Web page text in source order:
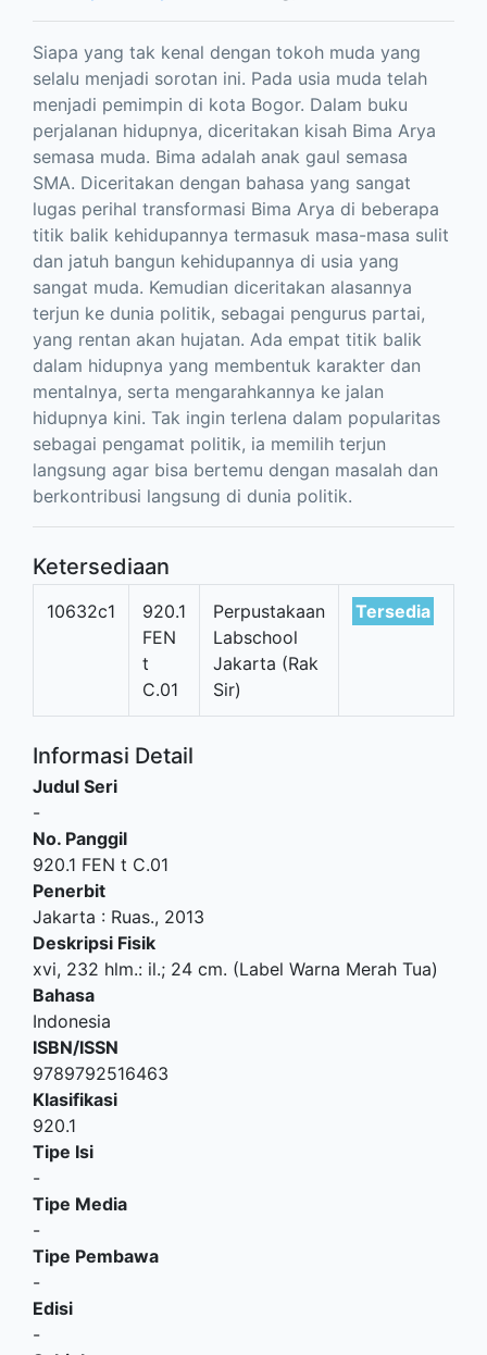
Siapa yang tak kenal dengan tokoh muda yang
selalu menjadi sorotan ini. Pada usia muda telah
menjadi pemimpin di kota Bogor. Dalam buku
perjalanan hidupnya, diceritakan kisah Bima Arya
semasa muda. Bima adalah anak gaul semasa
SMA. Diceritakan dengan bahasa yang sangat
lugas perihal transformasi Bima Arya di beberapa
titik balik kehidupannya termasuk masa-masa sulit
dan jatuh bangun kehidupannya di usia yang
sangat muda. Kemudian diceritakan alasannya
terjun ke dunia politik, sebagai pengurus partai,
yang rentan akan hujatan. Ada empat titik balik
dalam hidupnya yang membentuk karakter dan
mentalnya, serta mengarahkannya ke jalan
hidupnya kini. Tak ingin terlena dalam popularitas
sebagai pengamat politik, ia memilih terjun
langsung agar bisa bertemu dengan masalah dan
berkontribusi langsung di dunia politik.
Ketersediaan
10632c1
920.1
FEN
t
C.01
Perpustakaan
Labschool
Jakarta (Rak
Sir)
Tersedia
Informasi Detail
Judul Seri
-
No. Panggil
920.1 FEN t C.01
Penerbit
Jakarta : Ruas., 2013
Deskripsi Fisik
xvi, 232 hlm.: il.; 24 cm. (Label Warna Merah Tua)
Bahasa
Indonesia
ISBN/ISSN
9789792516463
Klasifikasi
920.1
Tipe Isi
-
Tipe Media
-
Tipe Pembawa
-
Edisi
-